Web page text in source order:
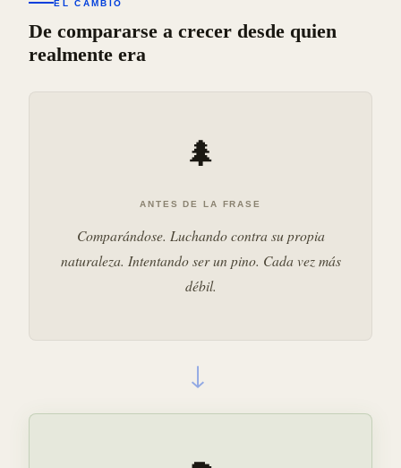
EL CAMBIO
De compararse a crecer desde quien
realmente era
🌲
ANTES DE LA FRASE
Comparándose. Luchando contra su propia
naturaleza. Intentando ser un pino. Cada vez más
débil.
→